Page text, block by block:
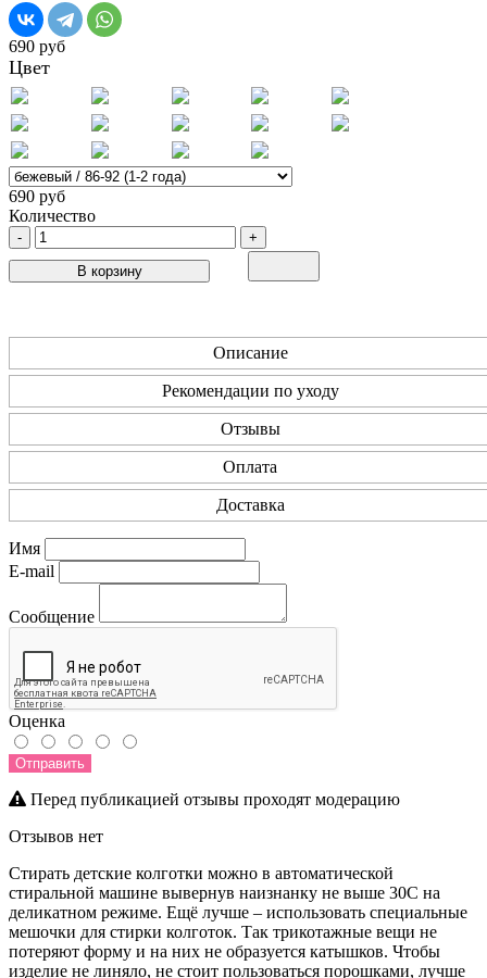
690 руб
Цвет
690 руб
Количество
- +
В корзину
Описание
Рекомендации по уходу
Отзывы
Оплата
Доставка
Имя
E-mail
Сообщение
Оценка
Отправить
Перед публикацией отзывы проходят модерацию
Отзывов нет
Стирать детские колготки можно в автоматической
стиральной машине вывернув наизнанку не выше 30С на
деликатном режиме. Ещё лучше – использовать специальные
мешочки для стирки колготок. Так трикотажные вещи не
потеряют форму и на них не образуется катышков. Чтобы
изделие не линяло, не стоит пользоваться порошками, лучше